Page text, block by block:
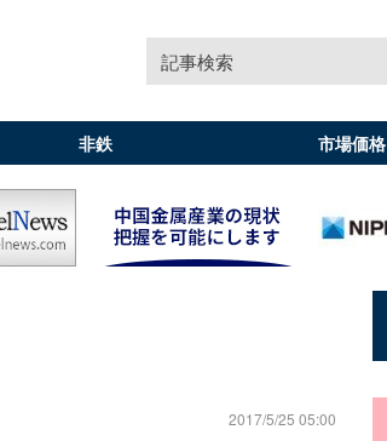
記事検索
非鉄 市場価格
2017/5/25 05:00